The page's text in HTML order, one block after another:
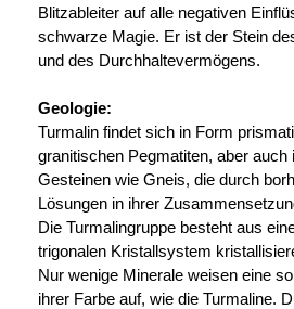
Blitzableiter auf alle negativen
schwarze Magie. Er ist der Stein
und des Durchhaltevermögens.
Geologie:
Turmalin findet sich in Form
granitischen Pegmatiten, aber auch
Gesteinen wie Gneis, die durch
Lösungen in ihrer
Die Turmalingruppe besteht aus
trigonalen Kristallsystem
Nur wenige Minerale weisen eine
ihrer Farbe auf, wie die Turmaline.